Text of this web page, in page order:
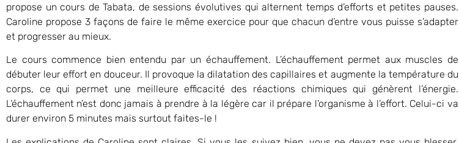
propose un cours de Tabata, de sessions évolutives qui alternent temps d’efforts et petites pauses.
Caroline propose 3 façons de faire le même exercice pour que chacun d’entre vous puisse s’adapter
et progresser au mieux.
Le cours commence bien entendu par un échauffement. L’échauffement permet aux muscles de
débuter leur effort en douceur. Il provoque la dilatation des capillaires et augmente la température du
corps, ce qui permet une meilleure efficacité des réactions chimiques qui génèrent l’énergie.
L’échauffement n’est donc jamais à prendre à la légère car il prépare l’organisme à l’effort. Celui-ci va
durer environ 5 minutes mais surtout faites-le !